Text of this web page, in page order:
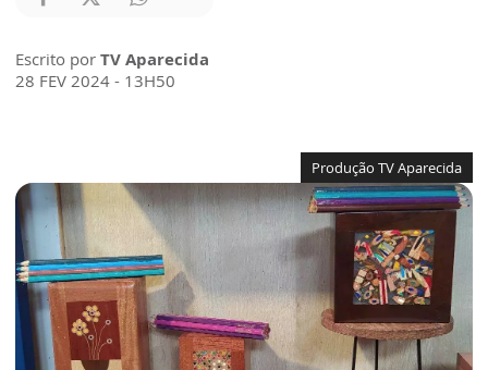
Escrito por TV Aparecida
28 FEV 2024 - 13H50
Produção TV Aparecida